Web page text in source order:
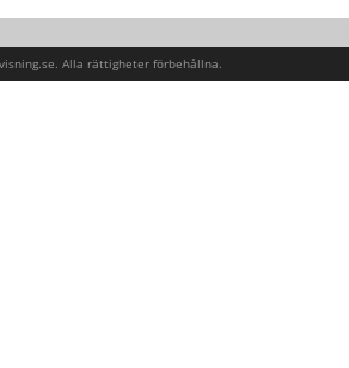
Alla rättigheter förbehållna.